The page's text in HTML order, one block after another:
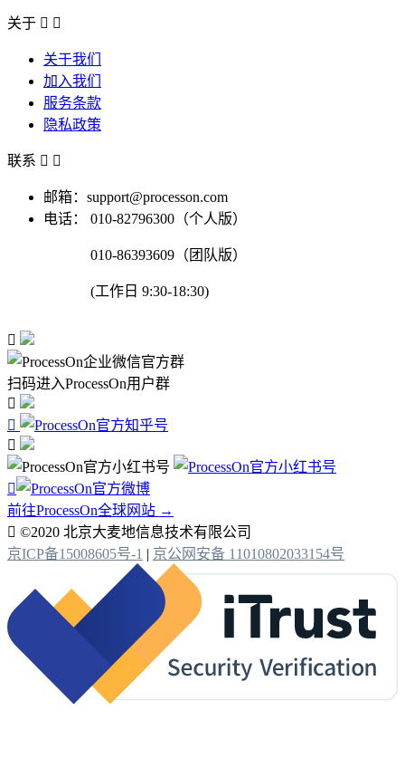
关于  
关于我们
加入我们
服务条款
隐私政策
联系  
邮箱：support@processon.com
电话：
010-82796300（个人版）
010-86393609（团队版）
(工作日 9:30-18:30)

扫码进入ProcessOn用户群




前往ProcessOn全球网站 →
 ©2020 北京大麦地信息技术有限公司
京ICP备15008605号-1 | 京公网安备 11010802033154号